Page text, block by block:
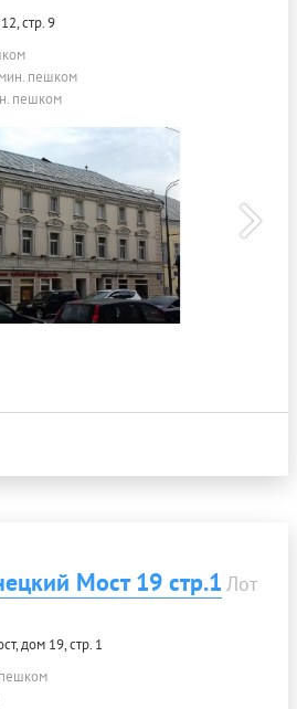
стр. 9
пешком
пешком
Мост 19 стр.1 Лот
дом 19, стр. 1